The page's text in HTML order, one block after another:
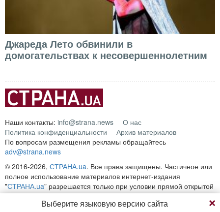
Джареда Лето обвинили в
домогательствах к несовершеннолетним
Наши контакты: info@strana.news
О нас
Политика конфиденциальности
Архив материалов
По вопросам размещения рекламы обращайтесь
adv@strana.news
© 2016-2026, СТРАНА.ua. Все права защищены. Частичное или
полное использование материалов интернет-издания
"СТРАНА.ua" разрешается только при условии прямой открытой
для поисковых систем гиперссылки на непосредственный адрес
материала на сайтеstrana.ua
Выберите языковую версию сайта